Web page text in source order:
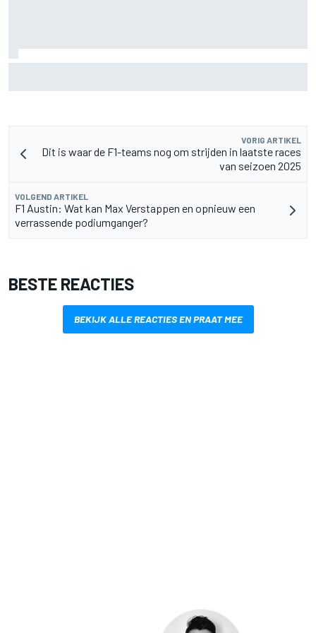
VORIG ARTIKEL
Dit is waar de F1-teams nog om strijden in laatste races
van seizoen 2025
VOLGEND ARTIKEL
F1 Austin: Wat kan Max Verstappen en opnieuw een
verrassende podiumganger?
BESTE REACTIES
BEKIJK ALLE REACTIES EN PRAAT MEE